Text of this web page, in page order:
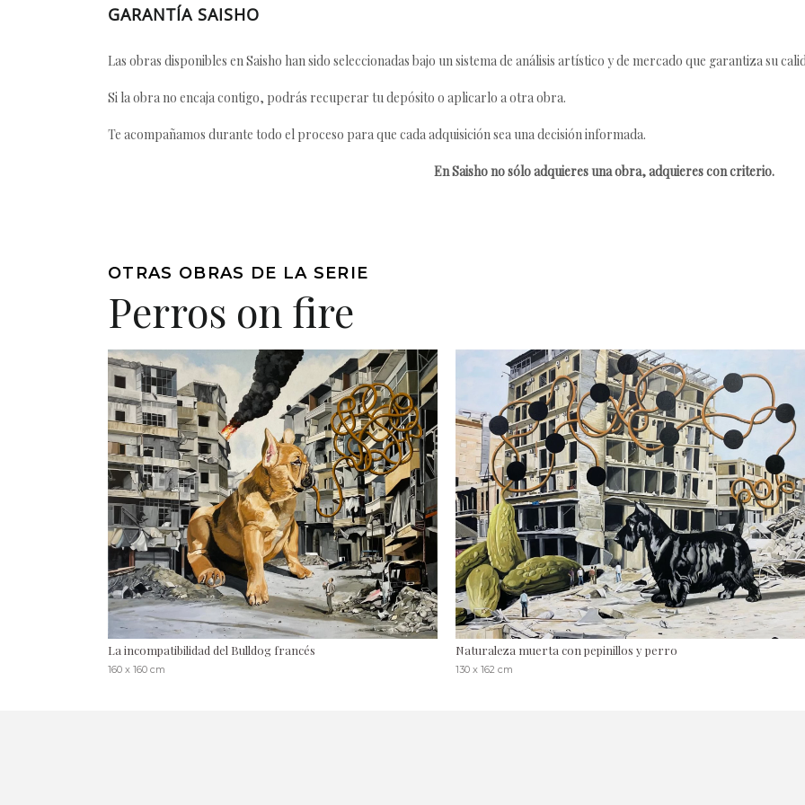
GARANTÍA SAISHO
Las obras disponibles en Saisho han sido seleccionadas bajo un sistema de análisis artístico y de mercado que garantiza su
Si la obra no encaja contigo, podrás recuperar tu depósito o aplicarlo a otra obra.
Te acompañamos durante todo el proceso para que cada adquisición sea una decisión informada.
En Saisho no sólo adquieres una obra, adquieres con criterio.
OTRAS OBRAS DE LA SERIE
Perros on fire
La incompatibilidad del Bulldog francés
160 x 160 cm
Naturaleza muerta con pepinillos y perro
130 x 162 cm